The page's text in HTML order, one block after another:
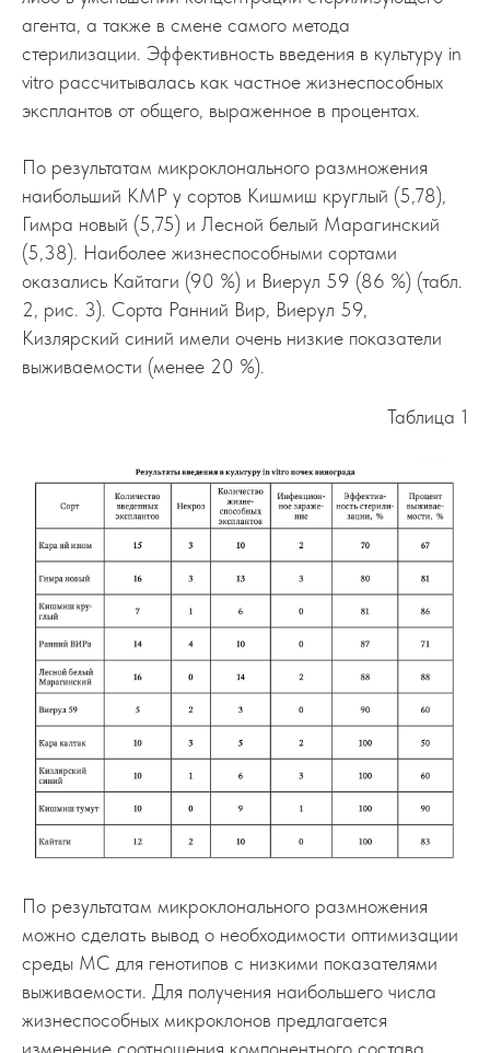
агента, а также в смене самого метода
стерилизации. Эффективность введения в культуру in
vitro рассчитывалась как частное жизнеспособных
эксплантов от общего, выраженное в процентах.
По результатам микроклонального размножения
наибольший КМР у сортов Кишмиш круглый (5,78),
Гимра новый (5,75) и Лесной белый Марагинский
(5,38). Наиболее жизнеспособными сортами
оказались Кайтаги (90 %) и Виерул 59 (86 %) (табл.
2, рис. 3). Сорта Ранний Вир, Виерул 59,
Кизлярский синий имели очень низкие показатели
выживаемости (менее 20 %).
Таблица 1
По результатам микроклонального размножения
можно сделать вывод о необходимости оптимизации
среды МС для генотипов с низкими показателями
выживаемости. Для получения наибольшего числа
жизнеспособных микроклонов предлагается
изменение соотношения компонентного состава